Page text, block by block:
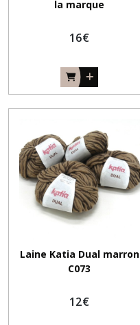
la marque
16€
Laine Katia Dual marron
C073
12€